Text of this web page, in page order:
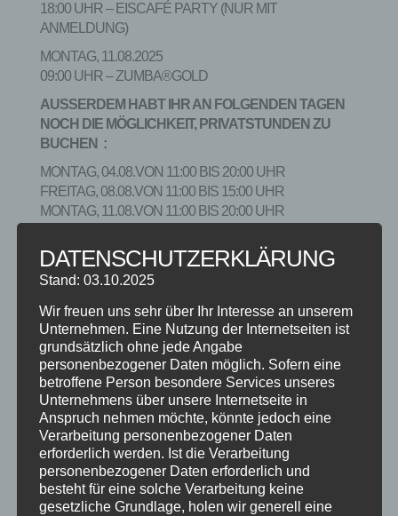
18:00 UHR – EISCAFÉ PARTY (NUR MIT
ANMELDUNG)
MONTAG, 11.08.2025
09:00 UHR – ZUMBA®GOLD
AUSSERDEM HABT IHR AN FOLGENDEN TAGEN
NOCH DIE MÖGLICHKEIT, PRIVATSTUNDEN ZU
BUCHEN :
MONTAG, 04.08.VON 11:00 BIS 20:00 UHR
FREITAG, 08.08.VON 11:00 BIS 15:00 UHR
MONTAG, 11.08.VON 11:00 BIS 20:00 UHR
KOMMENTAR ABSENDEN
Deine E-Mail-Adresse wird nicht veröffentlicht.
Erforderliche Felder sind mit*markiert
DATENSCHUTZERKLÄRUNG
Stand: 03.10.2025
Wir freuen uns sehr über Ihr Interesse an unserem
Unternehmen. Eine Nutzung der Internetseiten ist
grundsätzlich ohne jede Angabe
personenbezogener Daten möglich. Sofern eine
betroffene Person besondere Services unseres
Unternehmens über unsere Internetseite in
Anspruch nehmen möchte, könnte jedoch eine
Verarbeitung personenbezogener Daten
erforderlich werden. Ist die Verarbeitung
personenbezogener Daten erforderlich und
besteht für eine solche Verarbeitung keine
gesetzliche Grundlage, holen wir generell eine